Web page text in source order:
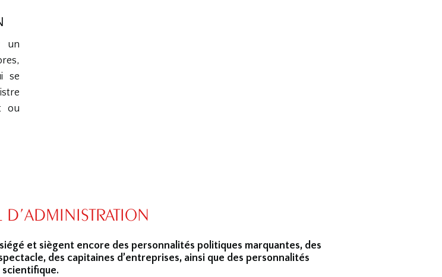
un
se
ou
D’ADMINISTRATION
et siègent encore des personnalités politiques marquantes, des
des capitaines d’entreprises, ainsi que des personnalités
scientifique.